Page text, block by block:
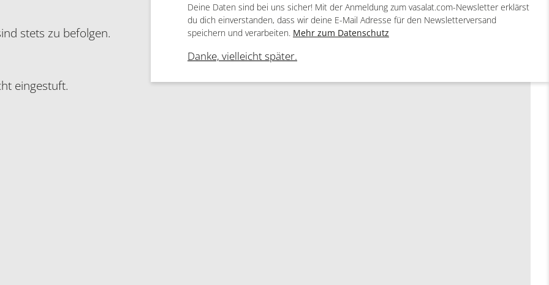
stets zu befolgen.
eingestuft.
Deine Daten sind bei uns sicher! Mit der Anmeldung zum vasalat.com-Newsletter erklärst
du dich einverstanden, dass wir deine E-Mail Adresse für den Newsletterversand
speichern und verarbeiten. Mehr zum Datenschutz
Danke, vielleicht später.